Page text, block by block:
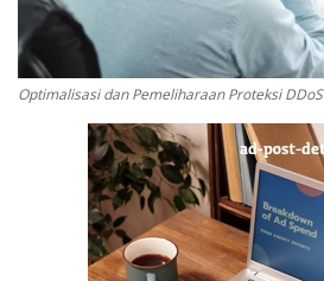
Optimalisasi dan Pemeliharaan Proteksi DDoS